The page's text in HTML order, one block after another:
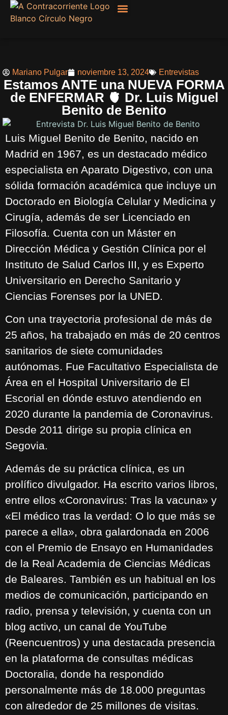
Mariano Pulgar noviembre 13, 2024 Entrevistas
Estamos ANTE una NUEVA FORMA
de ENFERMAR 🫀 Dr. Luis Miguel
Benito de Benito
Luis Miguel Benito de Benito, nacido en
Madrid en 1967, es un destacado médico
especialista en Aparato Digestivo, con una
sólida formación académica que incluye un
Doctorado en Biología Celular y Medicina y
Cirugía, además de ser Licenciado en
Filosofía. Cuenta con un Máster en
Dirección Médica y Gestión Clínica por el
Instituto de Salud Carlos III, y es Experto
Universitario en Derecho Sanitario y
Ciencias Forenses por la UNED.
Con una trayectoria profesional de más de
25 años, ha trabajado en más de 20 centros
sanitarios de siete comunidades
autónomas. Fue Facultativo Especialista de
Área en el Hospital Universitario de El
Escorial en dónde estuvo atendiendo en
2020 durante la pandemia de Coronavirus.
Desde 2011 dirige su propia clínica en
Segovia.
Además de su práctica clínica, es un
prolífico divulgador. Ha escrito varios libros,
entre ellos «Coronavirus: Tras la vacuna» y
«El médico tras la verdad: O lo que más se
parece a ella», obra galardonada en 2006
con el Premio de Ensayo en Humanidades
de la Real Academia de Ciencias Médicas
de Baleares. También es un habitual en los
medios de comunicación, participando en
radio, prensa y televisión, y cuenta con un
blog activo, un canal de YouTube
(Reencuentros) y una destacada presencia
en la plataforma de consultas médicas
Doctoralia, donde ha respondido
personalmente más de 18.000 preguntas
con alrededor de 25 millones de visitas.